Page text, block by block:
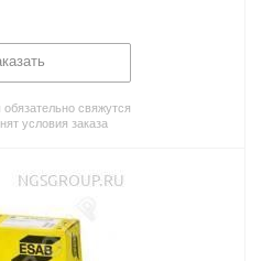
свяжутся
условия заказа